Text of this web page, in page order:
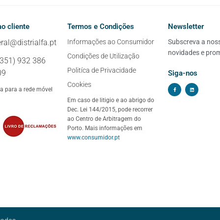
cliente
932 386
para a rede móvel
Termos e Condições
Informações ao Consumidor
Condições de Utilização
Politíca de Privacidade
Cookies
Em caso de litigio e ao abrigo do
Dec. Lei 144/2015, pode recorrer
ao Centro de Arbitragem do
Porto. Mais informações em
www.consumidor.pt
Newsletter
Subscreva a
novidades e
Siga-nos